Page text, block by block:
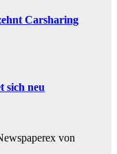
Carsharing
sich neu
von